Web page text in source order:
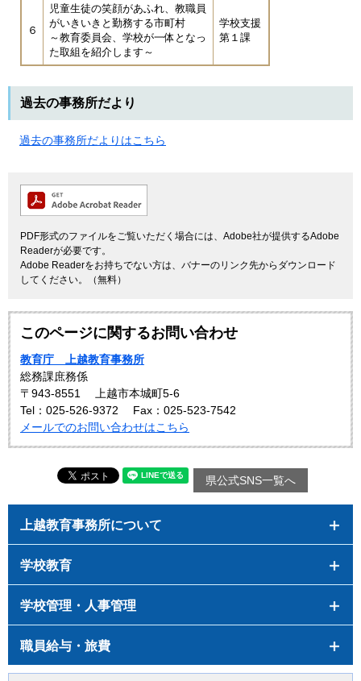
６
児童生徒の笑顔があふれ、教職員
がいきいきと勤務する市町村
～教育委員会、学校が一体となっ
た取組を紹介します～
学校支援
第１課
過去の事務所だより
過去の事務所だよりはこちら
PDF形式のファイルをご覧いただく場合には、Adobe社が提供するAdobe
Readerが必要です。
Adobe Readerをお持ちでない方は、バナーのリンク先からダウンロード
してください。（無料）
このページに関するお問い合わせ
教育庁 上越教育事務所
総務課庶務係
〒943-8551
上越市本城町5-6
Tel：025-526-9372
Fax：025-523-7542
メールでのお問い合わせはこちら
県公式SNS一覧へ
上越教育事務所について
学校教育
学校管理・人事管理
職員給与・旅費